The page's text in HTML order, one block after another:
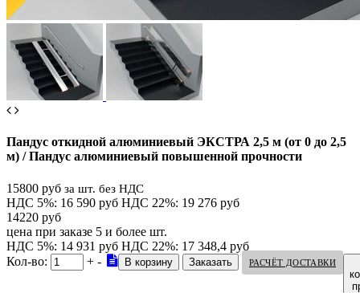
Пандус откидной алюминиевый ЭКСТРА 2,5 м (от 0 до 2,5
м) / Пандус алюминиевый повышенной прочности
15800 руб за шт. без НДС
НДС 5%: 16 590 руб НДС 22%: 19 276 руб
14220 руб
цена при заказе 5 и более шт.
НДС 5%: 14 931 руб НДС 22%: 17 348,4 руб
Кол-во:
+ - РАСЧЁТ ДОСТАВКИ